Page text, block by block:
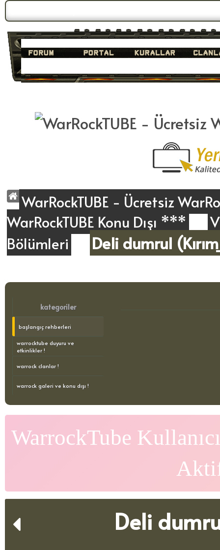
WarRockTUBE - Ücretsiz
WarRockTUBE Konu Dışı ***
Bölümleri
Deli dumrul
kategoriler
başlangıç rehberleri
warrocktube duyuru ve
etkinlikler !
warrock clanlar !
warrock galeri ve konu dışı !
WarrockTube
Deli